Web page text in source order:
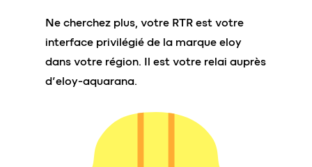
Ne cherchez plus, votre RTR est votre
interface privilégié de la marque eloy
dans votre région. Il est votre relai auprès
d’eloy-aquarana.